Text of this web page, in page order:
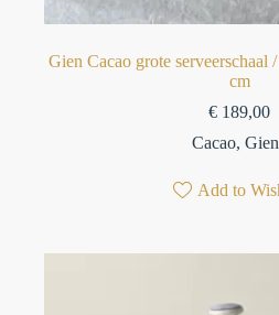
Gien Cacao grote serveerschaal
cm
€ 189,00
Cacao,
Add to